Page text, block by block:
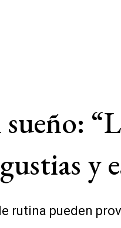
y
rutina pueden